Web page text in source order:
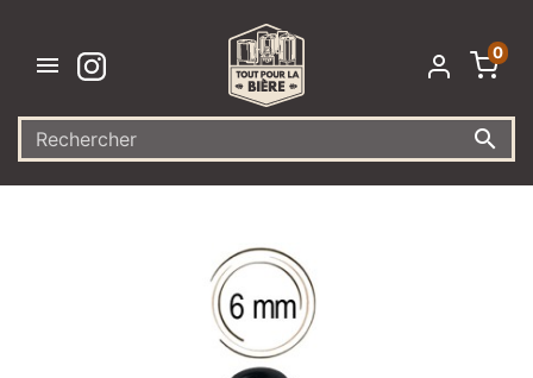


0